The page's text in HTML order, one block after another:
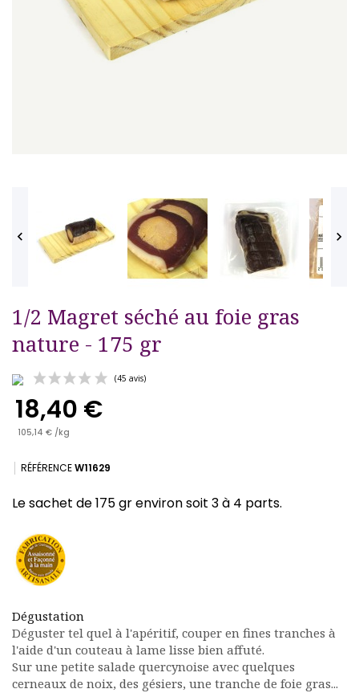
 
1/2 Magret séché au foie gras
nature - 175 gr
(45 avis)
18,40 €
105,14 € /kg
RÉFÉRENCEW11629
Le sachet de 175 gr environ soit 3 à 4 parts.
Dégustation
Déguster tel quel à l'apéritif, couper en fines tranches à
l'aide d'un couteau à lame lisse bien affuté.
Sur une petite salade quercynoise avec quelques
cerneaux de noix, des gésiers, une tranche de foie gras...